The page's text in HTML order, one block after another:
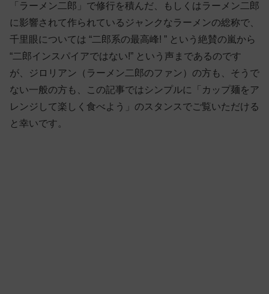
「ラーメン二郎」で修行を積んだ、もしくはラーメン二郎
に影響されて作られているジャンクなラーメンの総称で、
千里眼については “二郎系の最高峰! ” という絶賛の嵐から
“二郎インスパイアではない!” という声まであるのです
が、ジロリアン（ラーメン二郎のファン）の方も、そうで
ない一般の方も、この記事ではシンプルに「カップ麺をア
レンジして楽しく食べよう」のスタンスでご覧いただける
と幸いです。